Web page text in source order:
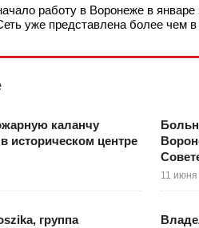
работу в Воронеже в
уже представлена более чем
каланчу
историческом центре
11 июня
группа